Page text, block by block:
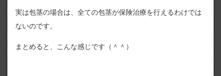
実は包茎の場合は、全ての包茎が保険治療を行えるわけでは
ないのです。
まとめると、こんな感じです（＾＾）